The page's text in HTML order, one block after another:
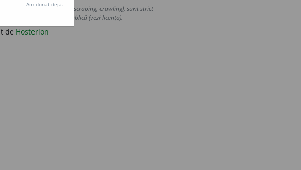
automată (web scraping, crawling), sunt strict
oficial spre utilizare publică (vezi licența).
de Hosterion
Am donat deja.